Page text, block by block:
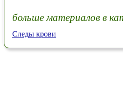
больше материалов в
Следы крови